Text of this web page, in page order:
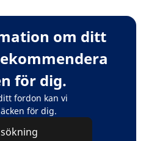
om ditt
för dig.
fordon kan vi
för dig.